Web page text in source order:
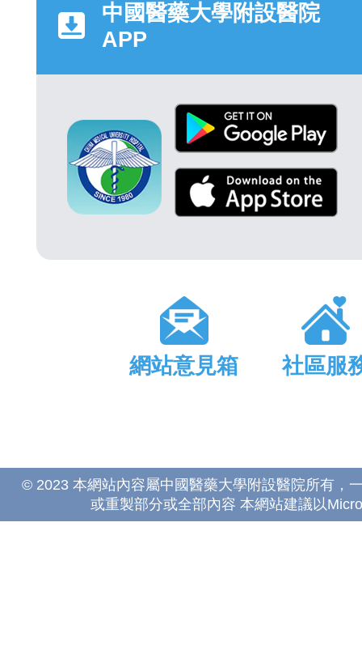
中國醫藥大學附設醫院
APP
網站意見箱 社區服
© 2023 本網站內容屬中國醫藥大學附設醫院所有，
或重製部分或全部內容 本網站建議以